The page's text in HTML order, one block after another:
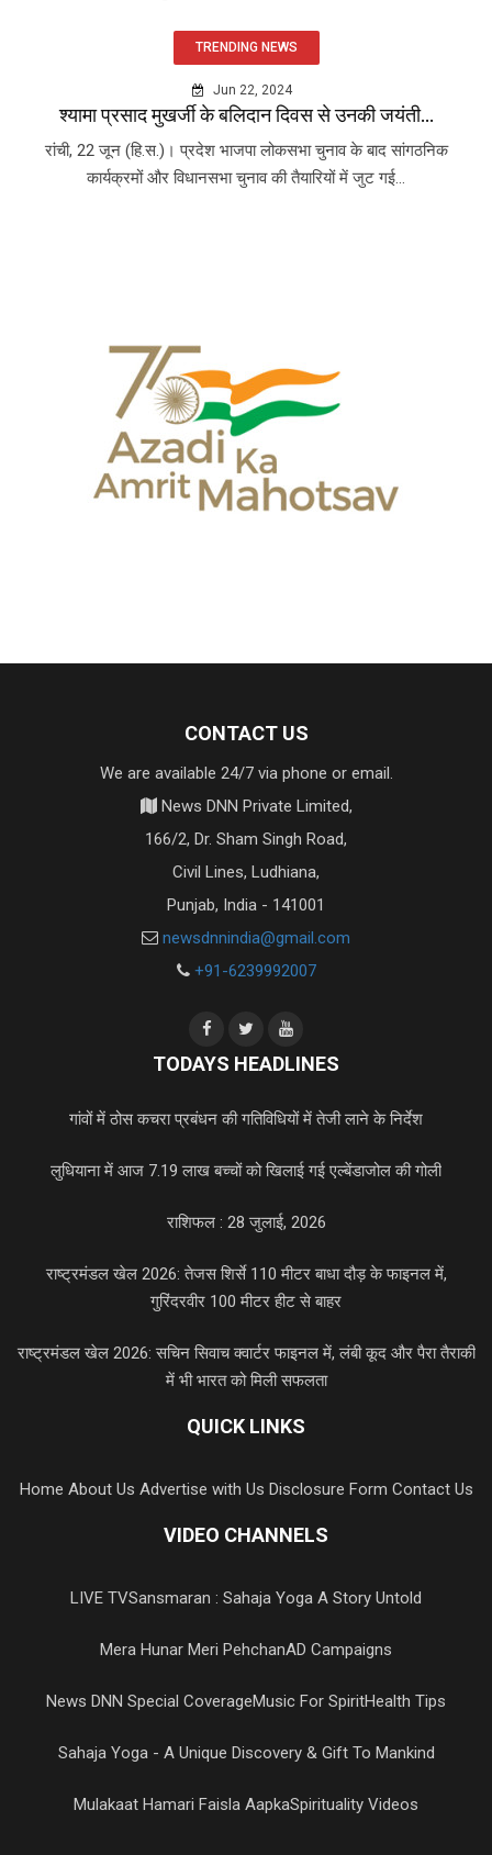
TRENDING NEWS
Jun 22, 2024
श्यामा प्रसाद मुखर्जी के बलिदान दिवस से उनकी जयंती...
रांची, 22 जून (हि.स.)। प्रदेश भाजपा लोकसभा चुनाव के बाद सांगठनिक
कार्यक्रमों और विधानसभा चुनाव की तैयारियों में जुट गई...
CONTACT US
We are available 24/7 via phone or email.
News DNN Private Limited,
166/2, Dr. Sham Singh Road,
Civil Lines, Ludhiana,
Punjab, India - 141001
newsdnnindia@gmail.com
+91-6239992007
TODAYS HEADLINES
गांवों में ठोस कचरा प्रबंधन की गतिविधियों में तेजी लाने के निर्देश
लुधियाना में आज 7.19 लाख बच्चों को खिलाई गई एल्बेंडाजोल की गोली
राशिफल : 28 जुलाई, 2026
राष्ट्रमंडल खेल 2026: तेजस शिर्से 110 मीटर बाधा दौड़ के फाइनल में,
गुरिंदरवीर 100 मीटर हीट से बाहर
राष्ट्रमंडल खेल 2026: सचिन सिवाच क्वार्टर फाइनल में, लंबी कूद और पैरा तैराकी
में भी भारत को मिली सफलता
QUICK LINKS
Home About Us Advertise with Us Disclosure Form Contact Us
VIDEO CHANNELS
LIVE TVSansmaran : Sahaja Yoga A Story Untold
Mera Hunar Meri PehchanAD Campaigns
News DNN Special CoverageMusic For SpiritHealth Tips
Sahaja Yoga - A Unique Discovery & Gift To Mankind
Mulakaat Hamari Faisla AapkaSpirituality Videos